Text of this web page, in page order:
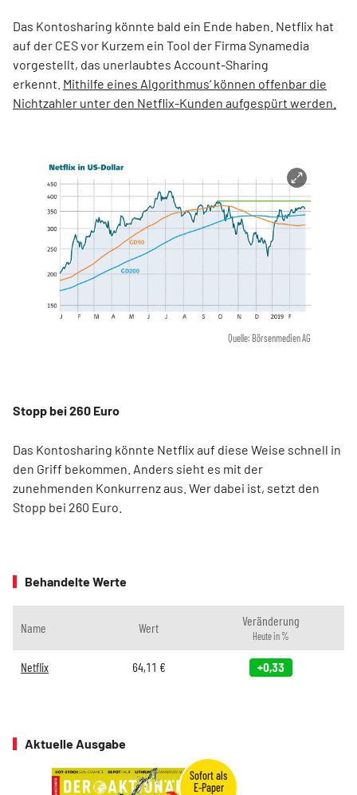
Das Kontosharing könnte bald ein Ende haben. Netflix hat
auf der CES vor Kurzem ein Tool der Firma Synamedia
vorgestellt, das unerlaubtes Account-Sharing
erkennt. Mithilfe eines Algorithmus‘ können offenbar die
Nichtzahler unter den Netflix-Kunden aufgespürt werden.
Quelle: Börsenmedien AG
Stopp bei 260 Euro
Das Kontosharing könnte Netflix auf diese Weise schnell in
den Griff bekommen. Anders sieht es mit der
zunehmenden Konkurrenz aus. Wer dabei ist, setzt den
Stopp bei 260 Euro.
Behandelte Werte
Name Wert Veränderung
Heute in %
Netflix 64,11 € +0,33
Aktuelle Ausgabe